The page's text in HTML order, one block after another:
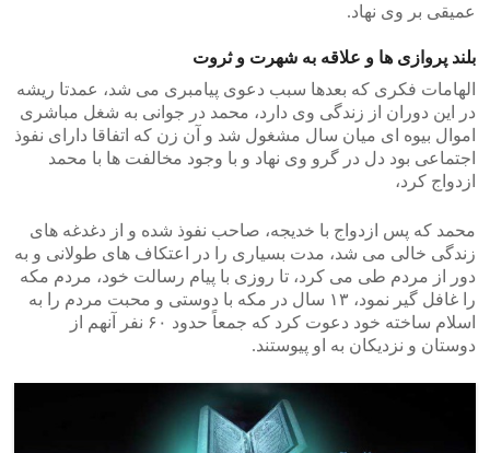
عمیقی بر وی نهاد.
بلند پروازی ها و علاقه به شهرت و ثروت
الهامات فکری که بعدها سبب دعوی پیامبری می شد، عمدتا ریشه
در این دوران از زندگی وی دارد، محمد در جوانی به شغل مباشری
اموال بیوه ای میان سال مشغول شد و آن زن که اتفاقا دارای نفوذ
اجتماعی بود دل در گرو وی نهاد و با وجود مخالفت ها با محمد
ازدواج کرد،
محمد که پس ازدواج با خدیجه، صاحب نفوذ شده و از دغدغه های
زندگی خالی می شد، مدت بسیاری را در اعتکاف های طولانی و به
دور از مردم طی می کرد، تا روزی با پیام رسالت خود، مردم مکه
را غافل گیر نمود، ۱۳ سال در مکه با دوستی و محبت مردم را به
اسلام ساخته خود دعوت کرد که جمعاً حدود ۶۰ نفر آنهم از
دوستان و نزدیکان به او پیوستند.